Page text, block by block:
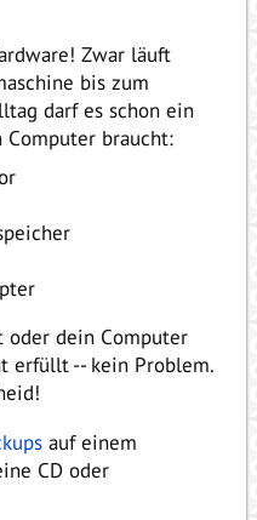
Zwar läuft
bis zum
darf es schon ein
Computer braucht:
dein Computer
erfüllt -- kein Problem.
auf einem
CD oder